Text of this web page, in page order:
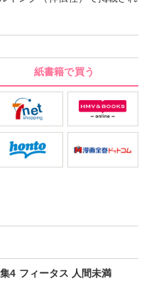
紙書籍で買う
4 フィータス 人間未満